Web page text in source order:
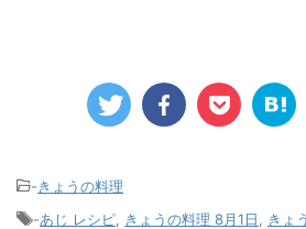
-きょうの料理
-あじ レシピ きょうの料理 8月1日
きょ